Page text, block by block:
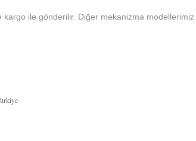
kargo ile gönderilir. Diğer mekanizma modellerimiz